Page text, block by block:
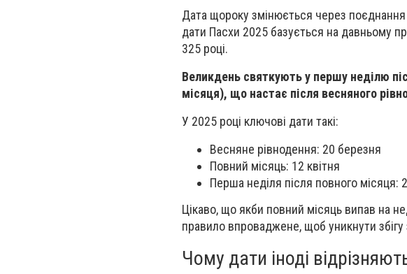
Дата щороку змінюється через
дати Пасхи 2025 базується на давньому
325 році.
Великдень святкують у першу неділю
місяця), що настає після весняного
У 2025 році ключові дати такі:
Весняне рівнодення: 20 березня
Повний місяць: 12 квітня
Перша неділя після повного місяця:
Цікаво, що якби повний місяць випав на
правило впроваджене, щоб уникнути
Чому дати іноді